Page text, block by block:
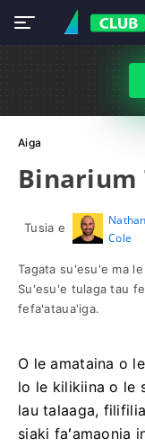
Aiga
Binarium
Tusia e
Nathan
Cole
Tagata su'esu'e ma
Su'esu'e tulaga tau
fefa'ataua'iga.
O le amataina o
lo le kilikiina o le
lau talaaga,
siaki faʻamaonia